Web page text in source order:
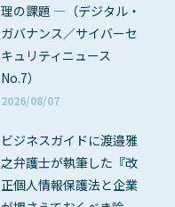
理の課題 ―（デジタル・
ガバナンス／サイバーセ
キュリティニュース
No.7）
2026/08/07
ビジネスガイドに渡邉雅
之弁護士が執筆した『改
正個人情報保護法と企業